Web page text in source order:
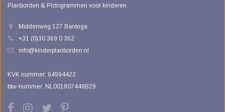
Planborden & Pictogrammen voor kinderen
Middenweg 127 Bantega
+31 (0)30 369 0 362
info@kinderplanborden.nl
KVK nummer: 64994422
btw-nummer: NL001807449B29